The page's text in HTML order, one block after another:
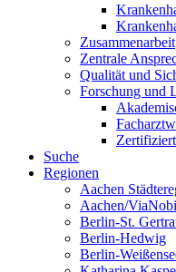
Zusammenarbeit
Zentrale
Qualität und
Forschung und
Suche
Regionen
Aachen
Aachen/
Berlin-St.
Berlin-Hedwig
Berlin-